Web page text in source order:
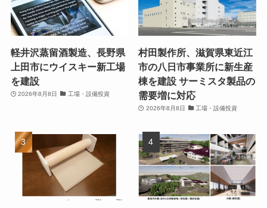
軽井沢蒸留酒製造、長野県
上田市にウイスキー新工場
を建設
2026年8月8日 工場・設備投資
村田製作所、滋賀県東近江
市の八日市事業所に新生産
棟を建設 サーミスタ製品の
需要増に対応
2026年8月8日 工場・設備投資